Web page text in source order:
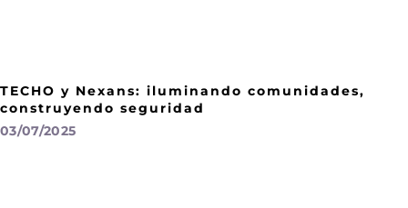
TECHO y Nexans: iluminando comunidades,
construyendo seguridad
03/07/2025